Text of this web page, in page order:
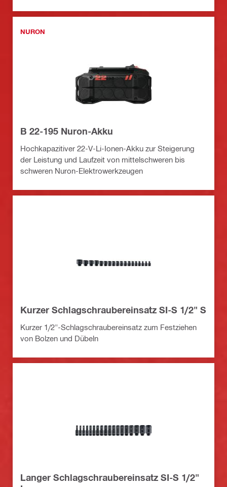
NURON
B 22-195 Nuron-Akku
Hochkapazitiver 22-V-Li-Ionen-Akku zur Steigerung
der Leistung und Laufzeit von mittelschweren bis
schweren Nuron-Elektrowerkzeugen
Kurzer Schlagschraubereinsatz SI-S 1/2" S
Kurzer 1/2"-Schlagschraubereinsatz zum Festziehen
von Bolzen und Dübeln
Langer Schlagschraubereinsatz SI-S 1/2"